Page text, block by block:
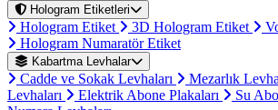
Hologram Etiketleri
Hologram Etiket 3D Hologram Etiket
Hologram Numaratör Etiket
Kabartma Levhalar
Cadde ve Sokak Levhaları Mezarlık
Levhaları
Elektrik Abone Plakaları Su